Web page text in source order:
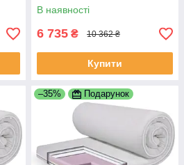
В наявності
6 735 ₴ 10 362 ₴
Купити
–35% Подарунок